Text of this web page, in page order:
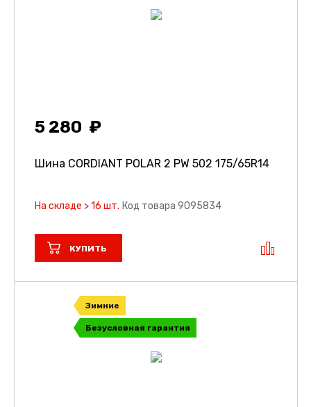
5 280
Шина CORDIANT POLAR 2 PW 502 175/65R14
На складе > 16 шт. Код товара 9095834
КУПИТЬ
Зимние
Безусловная гарантия